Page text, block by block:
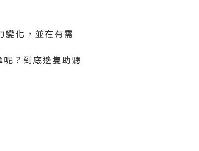
變化，並在有需
？到底邊隻助聽